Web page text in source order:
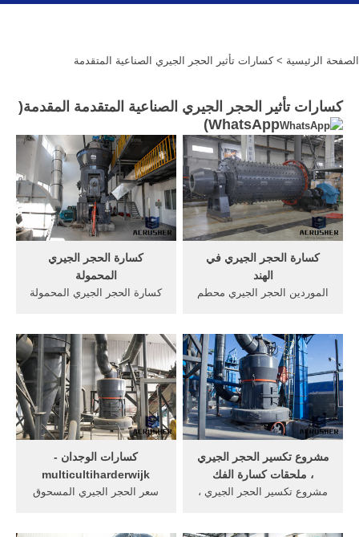
الصفحة الرئيسية > كسارات تأثير الحجر الجيري الصناعية المتقدمة
كسارات تأثير الحجر الجيري الصناعية المتقدمة المقدمة(
WhatsApp
)
كسارة الحجر الجيري
المحمولة
كسارة الحجر الجيري المحمولة
نوفك خطوط قائمة كسارات
بذاتها ايضا ، ومطاحن وآلات
إثراء وكذلك قطع الغيار اللازمة
لها. ... تعتمد بحتة من إدخال ...
كسارة الحجر الجيري في
الهند
الموردين الحجر الجيري محطم
الهند. الحجر الجيري الموردين
في الهند كسارات الحجر في
الهند الموردين, محطم آلة
كسارات الوجدان -
multicultiharderwijk
سعر الحجر الجيري المسحوق
مشروع تكسير الحجر الجيري
، ملحقات كسارة الفك
مشروع تكسير الحجر الجيري ،